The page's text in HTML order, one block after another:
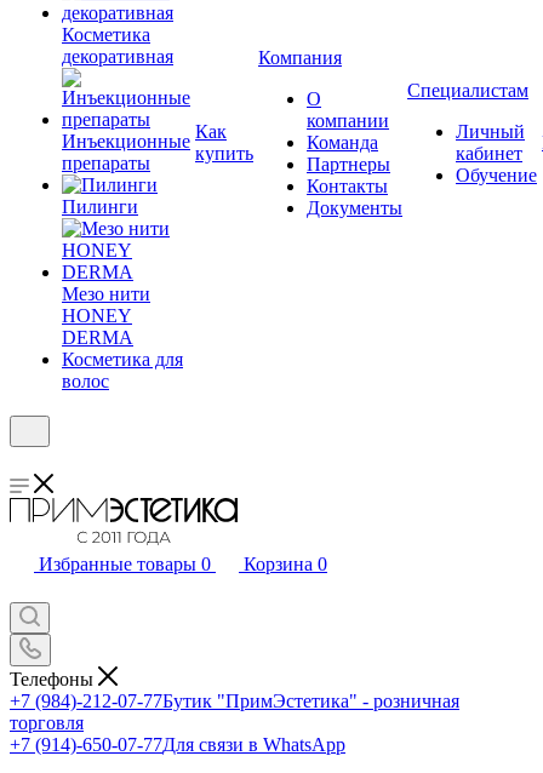
Косметика
декоративная
Инъекционные
препараты
Пилинги
Мезо нити
HONEY
DERMA
Косметика для
волос
Как
купить
Компания
О
компании
Команда
Партнеры
Контакты
Документы
Специалистам
Личный
кабинет
Обучение
Избранные товары 0 Корзина 0
Телефоны
+7 (984)-212-07-77Бутик "ПримЭстетика" - розничная
торговля
+7 (914)-650-07-77Для связи в WhatsApp